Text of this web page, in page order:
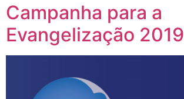
Campanha para a
Evangelização 2019